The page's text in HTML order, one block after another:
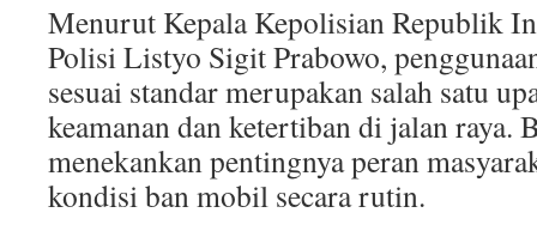
Menurut Kepala Kepolisian Republik
Polisi Listyo Sigit Prabowo,
sesuai standar merupakan salah satu
keamanan dan ketertiban di jalan raya.
menekankan pentingnya peran
kondisi ban mobil secara rutin.